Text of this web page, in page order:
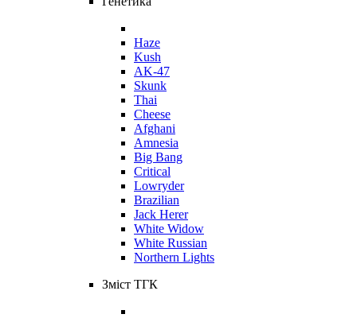
Haze
Kush
AK-47
Skunk
Thai
Cheese
Afghani
Amnesia
Big Bang
Critical
Lowryder
Brazilian
Jack Herer
White Widow
White Russian
Northern Lights
Зміст ТГК